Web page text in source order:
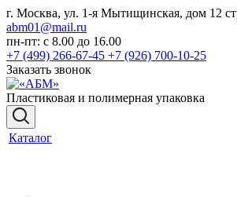
г. Москва, ул. 1-я Мытищинская, дом 12
abm01@mail.ru
пн-пт: с 8.00 до 16.00
+7 (499) 266-67-45 +7 (926) 700-10-25
Заказать звонок
Пластиковая и полимерная упаковка
Каталог